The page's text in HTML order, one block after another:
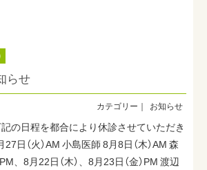
らせ
お知らせ
の日程を都合により休診させていただき
日（火）AM 小島医師 8月8日（木）AM 森
、8月22日（木）、8月23日（金）PM 渡辺